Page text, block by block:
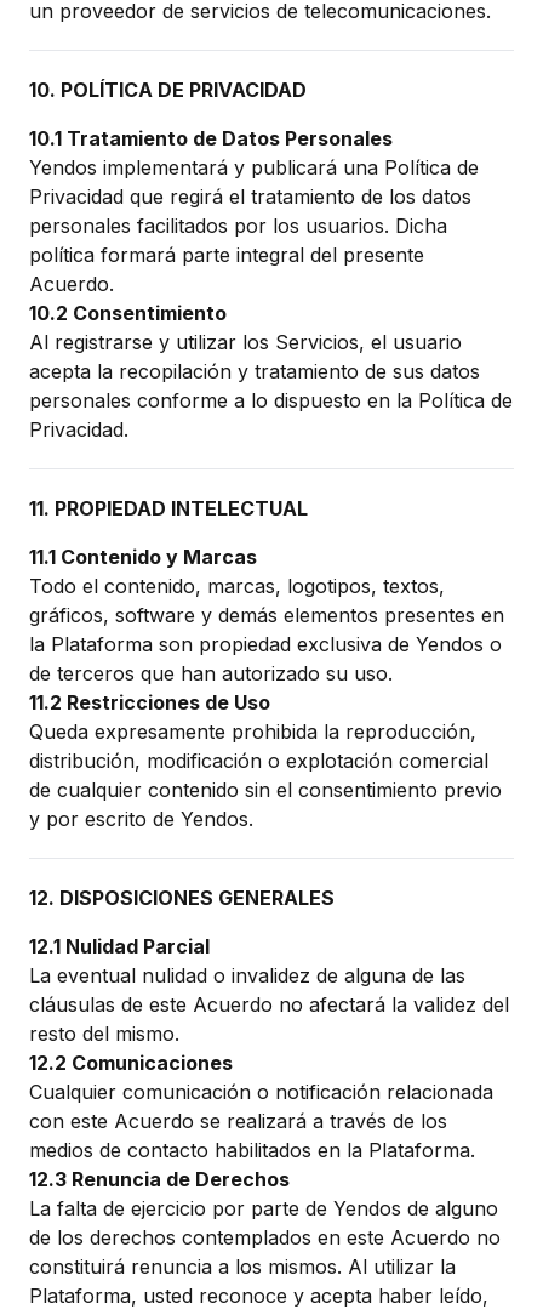
un proveedor de servicios de telecomunicaciones.
10. POLÍTICA DE PRIVACIDAD
10.1 Tratamiento de Datos Personales
Yendos implementará y publicará una Política de
Privacidad que regirá el tratamiento de los datos
personales facilitados por los usuarios. Dicha
política formará parte integral del presente
Acuerdo.
10.2 Consentimiento
Al registrarse y utilizar los Servicios, el usuario
acepta la recopilación y tratamiento de sus datos
personales conforme a lo dispuesto en la Política de
Privacidad.
11. PROPIEDAD INTELECTUAL
11.1 Contenido y Marcas
Todo el contenido, marcas, logotipos, textos,
gráficos, software y demás elementos presentes en
la Plataforma son propiedad exclusiva de Yendos o
de terceros que han autorizado su uso.
11.2 Restricciones de Uso
Queda expresamente prohibida la reproducción,
distribución, modificación o explotación comercial
de cualquier contenido sin el consentimiento previo
y por escrito de Yendos.
12. DISPOSICIONES GENERALES
12.1 Nulidad Parcial
La eventual nulidad o invalidez de alguna de las
cláusulas de este Acuerdo no afectará la validez del
resto del mismo.
12.2 Comunicaciones
Cualquier comunicación o notificación relacionada
con este Acuerdo se realizará a través de los
medios de contacto habilitados en la Plataforma.
12.3 Renuncia de Derechos
La falta de ejercicio por parte de Yendos de alguno
de los derechos contemplados en este Acuerdo no
constituirá renuncia a los mismos. Al utilizar la
Plataforma, usted reconoce y acepta haber leído,